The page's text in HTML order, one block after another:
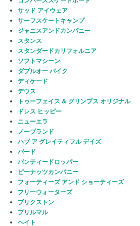
サッド アイウェア
サーフスケートキャンプ
ジャニスアンドカンパニー
スタンス
スタンダードカリフォルニア
ソフトマシーン
ダブルオー バイク
ディケード
デウス
トゥーフェイス & グリンプス オリジナル
ドレス ヒッピー
ニューエラ
ノーブランド
ハブ ア グレイティフル デイズ
バード
パンティードロッパー
ピーナッツカンパニー
フォーティーズ アンド ショーティーズ
フリーウォーターズ
ブリクストン
プリルマル
ヘイト